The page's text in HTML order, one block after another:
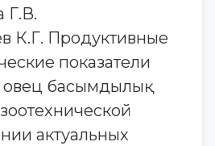
Г.В.
К.Г. Продуктивные
показатели
басымдылық
актуальных